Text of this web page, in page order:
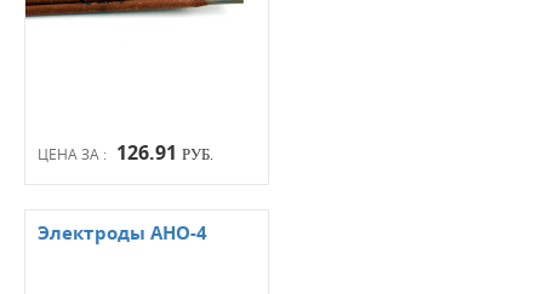
ЦЕНА ЗА : 126.91 РУБ.
Электроды АНО-4